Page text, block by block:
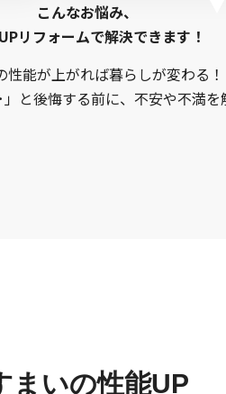
こんなお悩み、
リフォームで解決できます！
性能が上がれば暮らしが変わる！
」と後悔する前に、不安や不満
まいの性能UP